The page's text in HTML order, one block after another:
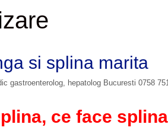
si splina marita
gastroenterolog, hepatolog Bucuresti 0758
ce face